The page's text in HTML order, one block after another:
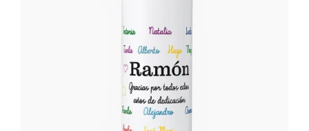
en
la
página
de
producto